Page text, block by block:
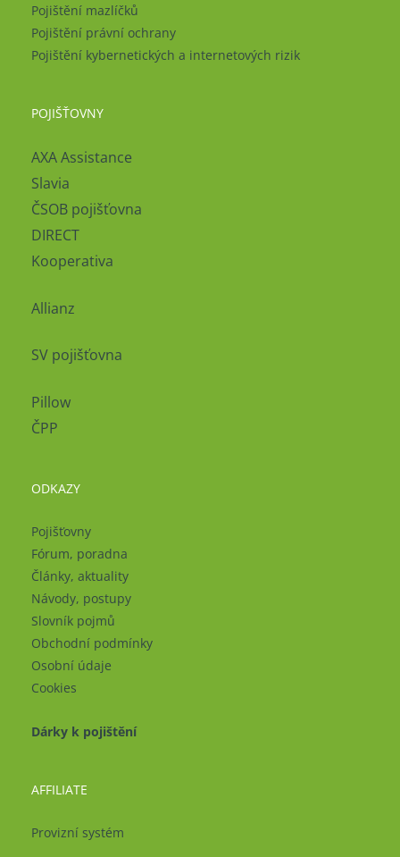
Pojištění mazlíčků
Pojištění právní ochrany
Pojištění kybernetických a internetových rizik
POJIŠŤOVNY
AXA Assistance
Slavia
ČSOB pojišťovna
DIRECT
Kooperativa
Allianz
SV pojišťovna
Pillow
ČPP
ODKAZY
Pojišťovny
Fórum, poradna
Články, aktuality
Návody, postupy
Slovník pojmů
Obchodní podmínky
Osobní údaje
Cookies
Dárky k pojištění
AFFILIATE
Provizní systém